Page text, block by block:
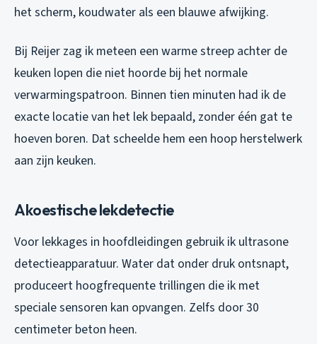
het scherm, koudwater als een blauwe afwijking.
Bij Reijer zag ik meteen een warme streep achter de
keuken lopen die niet hoorde bij het normale
verwarmingspatroon. Binnen tien minuten had ik de
exacte locatie van het lek bepaald, zonder één gat te
hoeven boren. Dat scheelde hem een hoop herstelwerk
aan zijn keuken.
Akoestische lekdetectie
Voor lekkages in hoofdleidingen gebruik ik ultrasone
detectieapparatuur. Water dat onder druk ontsnapt,
produceert hoogfrequente trillingen die ik met
speciale sensoren kan opvangen. Zelfs door 30
centimeter beton heen.